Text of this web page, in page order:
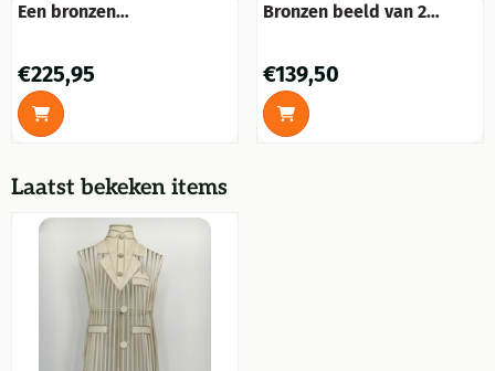
Een bronzen
aan de wand
Prijs: 225,95
€225,95
Bronzen beeld van 2
Prijs: 139,50
€139,50
Laatst bekeken items